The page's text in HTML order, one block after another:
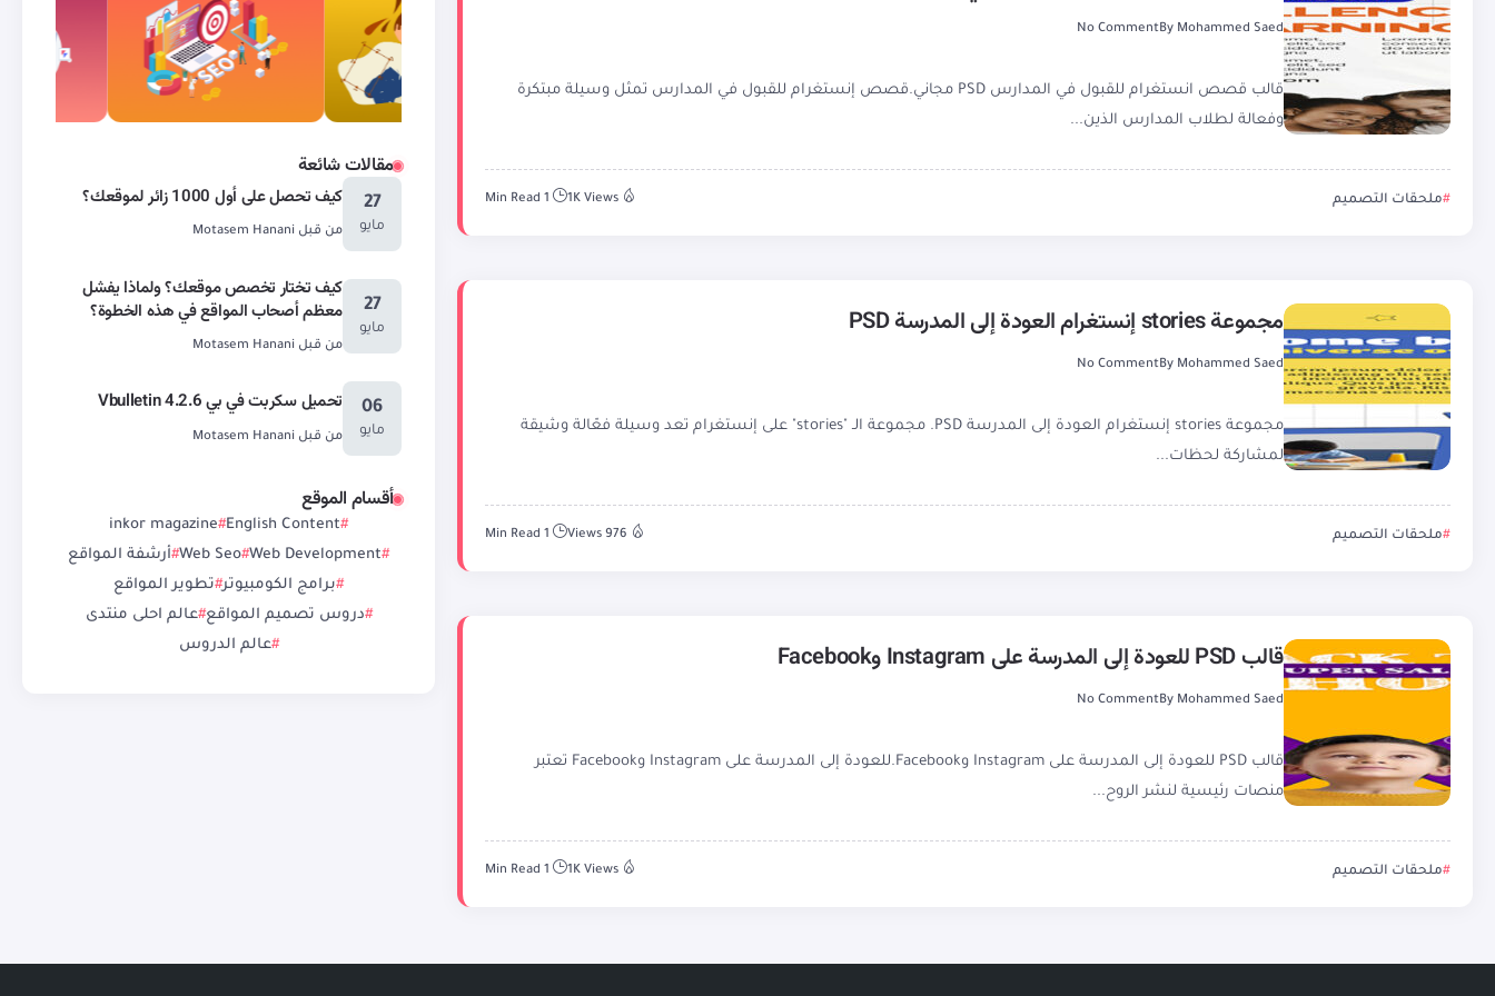
By Mohammed Saed
No Comment
قالب قصص انستغرام للقبول في المدارس PSD مجاني.قصص إنستغرام للقبول في المدارس تمثل وسيلة مبتكرة
وفعالة لطلاب المدارس الذين...
ملحقات التصميم 1K Views
1 Min Read
مجموعة stories إنستغرام العودة إلى المدرسة PSD
By Mohammed Saed
No Comment
مجموعة stories إنستغرام العودة إلى المدرسة PSD. مجموعة الـ "stories" على إنستغرام تعد وسيلة فعّالة وشيقة
لمشاركة لحظات...
ملحقات التصميم 976 Views
1 Min Read
قالب PSD للعودة إلى المدرسة على Instagram وFacebook
By Mohammed Saed
No Comment
قالب PSD للعودة إلى المدرسة على Instagram وFacebook.للعودة إلى المدرسة على Instagram وFacebook تعتبر
منصات رئيسية لنشر الروح...
ملحقات التصميم 1K Views
1 Min Read
مقالات شائعة
27
مايو
كيف تحصل على أول 1000 زائر لموقعك؟
من قبل Motasem Hanani
27
مايو
كيف تختار تخصص موقعك؟ ولماذا يفشل
معظم أصحاب المواقع في هذه الخطوة؟
من قبل Motasem Hanani
06
مايو
تحميل سكربت في بي Vbulletin 4.2.6
من قبل Motasem Hanani
أقسام الموقع
English Content
inkor magazine
Web Development
Web Seo أرشفة المواقع
برامج الكومبيوتر تطوير المواقع
دروس تصميم المواقع عالم احلى منتدى
عالم الدروس